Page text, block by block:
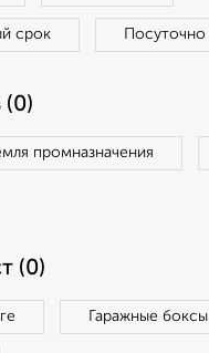
срок Посуточно
(0)
промназначения
(0)
Гаражные боксы